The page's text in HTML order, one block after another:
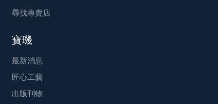
尋找專賣店
寶璣
最新消息
匠心工藝
出版刊物